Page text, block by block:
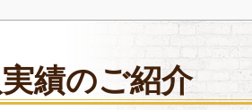
績のご紹介